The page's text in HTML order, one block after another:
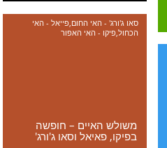
סאו ג'ורג' - האי החום פייאל - האי
הכחול פיקו - האי האפור
משולש האיים – חופשה
בפיקו, פאיאל וסאו ג'ורג'